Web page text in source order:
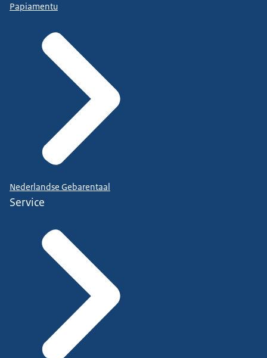
Papiamentu
Nederlandse Gebarentaal
Service